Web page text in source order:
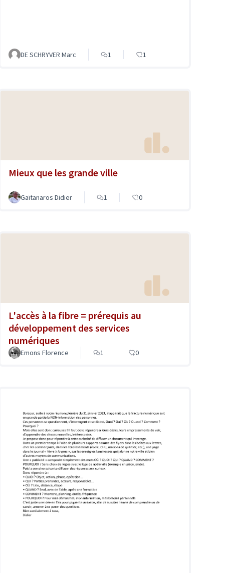
DE SCHRYVER Marc 1 1
Mieux que les grande ville
Gaïtanaros Didier 1 0
L'accès à la fibre = prérequis au
développement des services
numériques
Emons Florence 1 0